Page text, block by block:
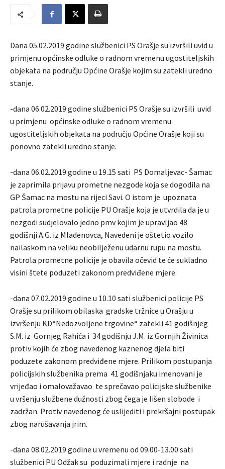
Dana 05.02.2019 godine službenici PS Orašje su izvršili uvid u
primjenu općinske odluke o radnom vremenu ugostiteljskih
objekata na području Općine Orašje kojim su zatekli uredno
stanje.
-dana 06.02.2019 godine službenici PS Orašje su izvršili uvid
u primjenu općinske odluke o radnom vremenu
ugostiteljskih objekata na području Općine Orašje koji su
ponovno zatekli uredno stanje.
-dana 06.02.2019 godine u 19.15 sati PS Domaljevac- Šamac
je zaprimila prijavu prometne nezgode koja se dogodila na
GP Šamac na mostu na rijeci Savi. O istom je upoznata
patrola prometne policije PU Orašje koja je utvrdila da je u
nezgodi sudjelovalo jedno pmv kojim je upravljao 48
godišnji A.G. iz Mladenovca, Navedeni je oštetio vozilo
nailaskom na veliku neobilježenu udarnu rupu na mostu.
Patrola prometne policije je obavila očevid te će sukladno
visini štete poduzeti zakonom predviđene mjere.
-dana 07.02.2019 godine u 10.10 sati službenici policije PS
Orašje su prilikom obilaska gradske tržnice u Orašju u
izvršenju KD“Nedozvoljene trgovine“ zatekli 41 godišnjeg
S.M. iz Gornjeg Rahića i 34 godišnju J.M. iz Gornjih Živinica
protiv kojih će zbog navedenog kaznenog djela biti
poduzete zakonom predviđene mjere. Prilikom postupanja
policijskih službenika prema 41 godišnjaku imenovani je
vrijeđao i omalovažavao te sprečavao policijske službenike
u vršenju službene dužnosti zbog čega je lišen slobode i
zadržan. Protiv navedenog će uslijediti i prekršajni postupak
zbog narušavanja jrim.
-dana 08.02.2019 godine u vremenu od 09.00-13.00 sati
službenici PU Odžak su poduzimali mjere i radnje na